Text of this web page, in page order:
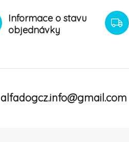
Informace o stavu
objednávky
alfadogcz.info@gmail.com